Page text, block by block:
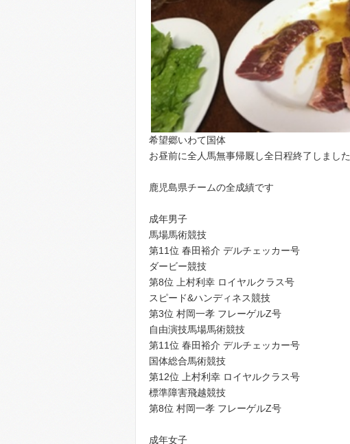
希望郷いわて国体
お昼前に全人馬無事帰厩し全日程終了しました
鹿児島県チームの全成績です
成年男子
馬場馬術競技
第11位 春田裕介 デルチェッカー号
ダービー競技
第8位 上村利幸 ロイヤルクラス号
スピード&ハンディネス競技
第3位 村岡一孝 フレーゲルZ号
自由演技馬場馬術競技
第11位 春田裕介 デルチェッカー号
国体総合馬術競技
第12位 上村利幸 ロイヤルクラス号
標準障害飛越競技
第8位 村岡一孝 フレーゲルZ号
成年女子